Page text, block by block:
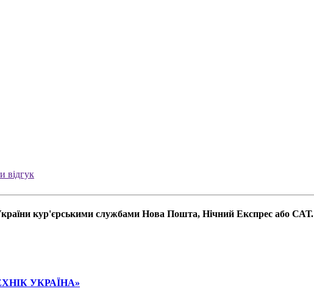
відгук
кур'єрськими службами Нова Пошта, Нічний Експрес або САТ.
УКРАЇНА»